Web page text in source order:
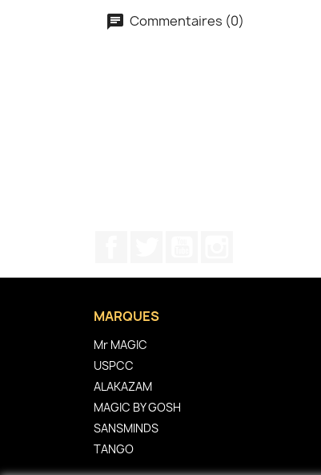
Commentaires (0)
MARQUES
Mr MAGIC
USPCC
ALAKAZAM
MAGIC BY GOSH
SANSMINDS
TANGO